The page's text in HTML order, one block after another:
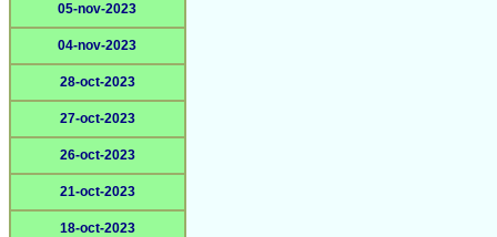
05-nov-2023
04-nov-2023
28-oct-2023
27-oct-2023
26-oct-2023
21-oct-2023
18-oct-2023